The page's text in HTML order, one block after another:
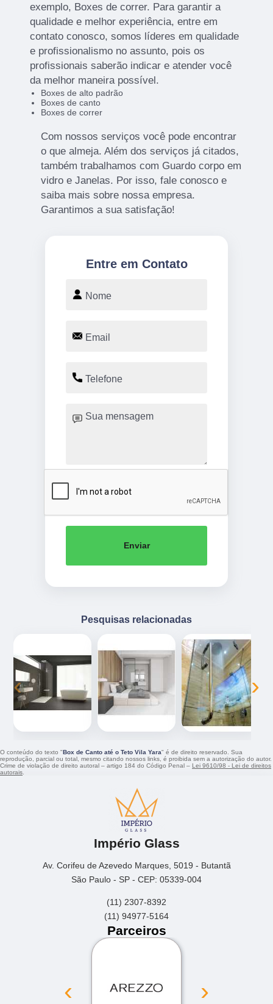
exemplo, Boxes de correr. Para garantir a
qualidade e melhor experiência, entre em
contato conosco, somos líderes em qualidade
e profissionalismo no assunto, pois os
profissionais saberão indicar e atender você
da melhor maneira possível.
Boxes de alto padrão
Boxes de canto
Boxes de correr
Com nossos serviços você pode encontrar
o que almeja. Além dos serviços já citados,
também trabalhamos com Guardo corpo em
vidro e Janelas. Por isso, fale conosco e
saiba mais sobre nossa empresa.
Garantimos a sua satisfação!
Entre em Contato
Enviar
Pesquisas relacionadas
‹ ›
O conteúdo do texto "Box de Canto até o Teto Vila Yara" é de direito reservado. Sua
reprodução, parcial ou total, mesmo citando nossos links, é proibida sem a autorização do autor.
Crime de violação de direito autoral – artigo 184 do Código Penal – Lei 9610/98 - Lei de direitos
autorais.
Império Glass
Av. Corifeu de Azevedo Marques, 5019 - Butantã
São Paulo - SP - CEP: 05339-004
(11) 2307-8392
(11) 94977-5164
Parceiros
‹ ›